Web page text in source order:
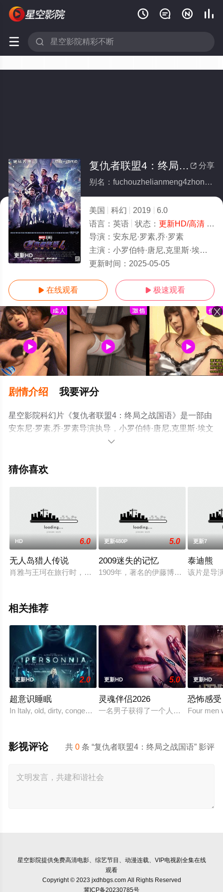
   
 
更新HD
 分享
复仇者联盟4：终局之战国语
别名：fuchouzhelianmeng4zhongjuzhizhanguoyu
美国 科幻 2019
6.0
语言： 英语 状态： 更新HD/高清- 免费在线观看
导演： 安东尼·罗素,乔·罗素
主演： 小罗伯特·唐尼,克里斯·埃文斯,马克·鲁弗洛,克里斯·海姆斯沃斯,乔什·布洛林,保罗·路德,凯伦·吉兰,杰
更新时间： 2025-05-05
 在线观看  极速观看
剧情介绍 我要评分
星空影院科幻片《复仇者联盟4：终局之战国语》是一部由
安东尼·罗素,乔·罗素导演执导，小罗伯特·唐尼,克里斯·埃文
斯,马克·鲁弗洛,克里斯·海姆斯沃斯,乔什·布洛林,保罗·路德,
森,布莱德利·库珀,泰莎·汤普森,汤姆·赫兰德,伊丽莎白·奥尔

猜你喜欢
HD 6.0
无人岛猎人传说
肖雅与王珂在旅行时，看到一颗流星坠落在岛上，两人决定前
更新480P 5.0
2009迷失的记忆
1909年，著名的伊藤博文暗杀事件
更新7
泰迪熊
该片是导
相关推荐
更新HD 2.0
超意识睡眠
In Italy, old, dirty, congested prisons full of violence and abuse
更新HD 5.0
灵魂伴侣2026
一名男子获得了一个人工智能机器人
更新HD
恐怖感受
Four men
共0 条 “复仇者联盟4：终局之战国语” 影评
影视评论
星空影院提供免费高清电影、综艺节目、动漫连载、VIP电视剧全集在线
观看
Copyright © 2023 jxdhbgs.com All Rights Reserved
冀ICP备20230785号